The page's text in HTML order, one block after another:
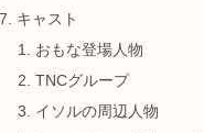
キャスト
おもな登場人物
TNCグループ
イソルの周辺人物